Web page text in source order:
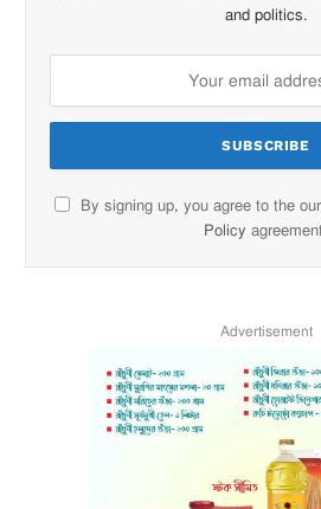
and politics.
By signing up, you agree to the
Policy
Advertisement